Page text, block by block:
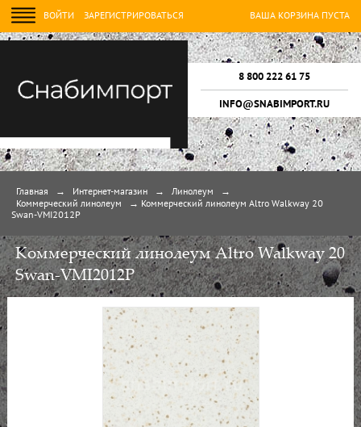
ВОЙТИ ЗАРЕГИСТРИРОВАТЬСЯ ВАША КОРЗИНА ПУСТА
8 800 222 61 75
INFO@SNABIMPORT.RU
Главная → Интернет-магазин → Линолеум
→
Коммерческий линолеум
→
Коммерческий линолеум Altro Walkway 20
Swan-VMI2012P
Коммерческий линолеум Altro Walkway 20
Swan-VMI2012P